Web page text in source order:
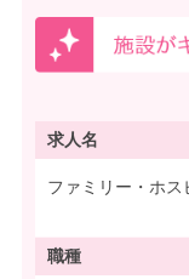
求人名
ファミリー・ホ
職種